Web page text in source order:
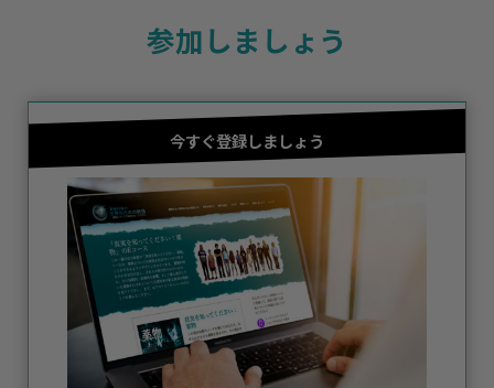
参加しましょう
今すぐ登録しましょう